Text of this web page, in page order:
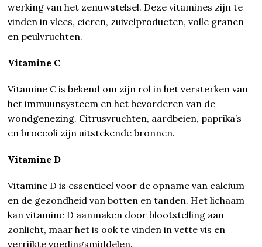
werking van het zenuwstelsel. Deze vitamines zijn te
vinden in vlees, eieren, zuivelproducten, volle granen
en peulvruchten.
Vitamine C
Vitamine C is bekend om zijn rol in het versterken van
het immuunsysteem en het bevorderen van de
wondgenezing. Citrusvruchten, aardbeien, paprika’s
en broccoli zijn uitstekende bronnen.
Vitamine D
Vitamine D is essentieel voor de opname van calcium
en de gezondheid van botten en tanden. Het lichaam
kan vitamine D aanmaken door blootstelling aan
zonlicht, maar het is ook te vinden in vette vis en
verrijkte voedingsmiddelen.